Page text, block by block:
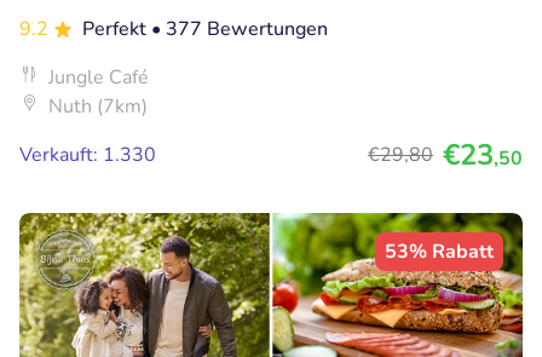
9.2
Perfekt • 377 Bewertungen
Jungle Café
Nuth (7km)
Verkauft: 1.330
€29,80 €23,50
53% Rabatt